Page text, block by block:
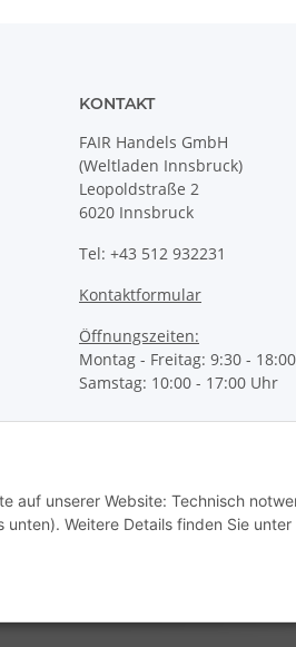
auf unserer Website: Technisch
Weitere Details finden Sie unter
KONTAKT
FAIR Handels GmbH
(Weltladen Innsbruck)
Leopoldstraße 2
6020 Innsbruck
Tel: +43 512 932231
Kontaktformular
Öffnungszeiten:
Montag - Freitag: 9:30 -
Samstag: 10:00 - 17:00 Uhr